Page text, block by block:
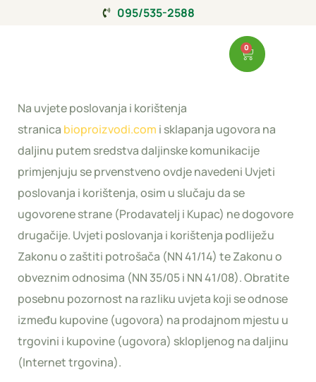
095/535-2588
0
Na uvjete poslovanja i korištenja
stranica bioproizvodi.com i sklapanja ugovora na
daljinu putem sredstva daljinske komunikacije
primjenjuju se prvenstveno ovdje navedeni Uvjeti
poslovanja i korištenja, osim u slučaju da se
ugovorene strane (Prodavatelj i Kupac) ne dogovore
drugačije. Uvjeti poslovanja i korištenja podliježu
Zakonu o zaštiti potrošača (NN 41/14) te Zakonu o
obveznim odnosima (NN 35/05 i NN 41/08). Obratite
posebnu pozornost na razliku uvjeta koji se odnose
između kupovine (ugovora) na prodajnom mjestu u
trgovini i kupovine (ugovora) sklopljenog na daljinu
(Internet trgovina).